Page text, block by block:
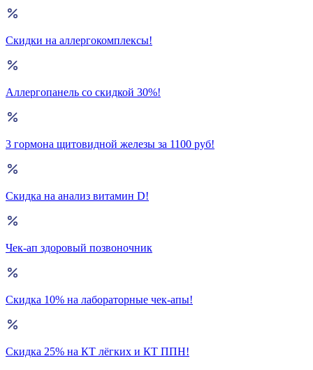
Скидки на аллергокомплексы!
Аллергопанель со скидкой 30%!
3 гормона щитовидной железы за 1100 руб!
Скидка на анализ витамин D!
Чек-ап здоровый позвоночник
Скидка 10% на лабораторные чек-апы!
Скидка 25% на КТ лёгких и КТ ППН!